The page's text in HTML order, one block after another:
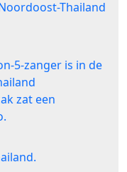
Thailand
is in de
zat een